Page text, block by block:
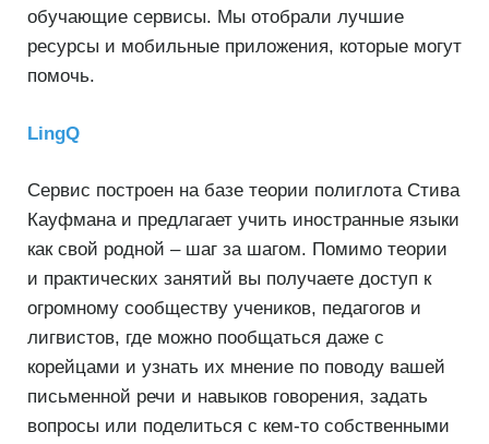
обучающие сервисы. Мы отобрали лучшие
ресурсы и мобильные приложения, которые могут
помочь.
LingQ
Сервис построен на базе теории полиглота Стива
Кауфмана и предлагает учить иностранные языки
как свой родной – шаг за шагом. Помимо теории
и практических занятий вы получаете доступ к
огромному сообществу учеников, педагогов и
лигвистов, где можно пообщаться даже с
корейцами и узнать их мнение по поводу вашей
письменной речи и навыков говорения, задать
вопросы или поделиться с кем-то собственными